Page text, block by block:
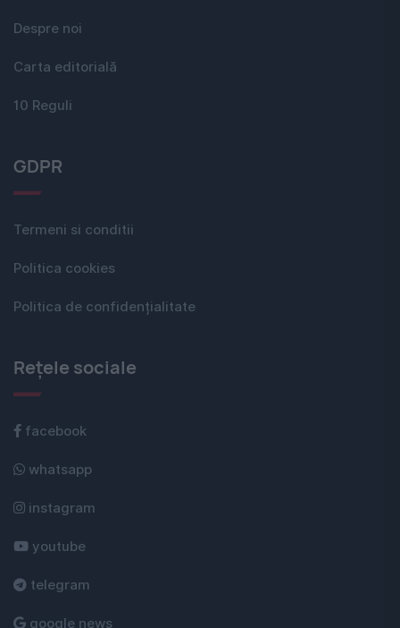
Despre noi
Carta editorială
10 Reguli
GDPR
Termeni si conditii
Politica cookies
Politica de confidențialitate
Rețele sociale
facebook
whatsapp
instagram
youtube
telegram
google news